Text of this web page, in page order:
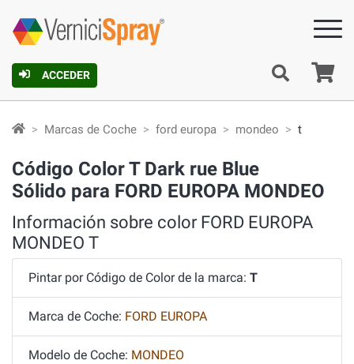
ACCEDER
Marcas de Coche ford europa mondeo t
Código Color T Dark rue Blue
Sólido para FORD EUROPA MONDEO
Información sobre color FORD EUROPA
MONDEO T
Pintar por Código de Color de la marca: T
Marca de Coche: FORD EUROPA
Modelo de Coche: MONDEO